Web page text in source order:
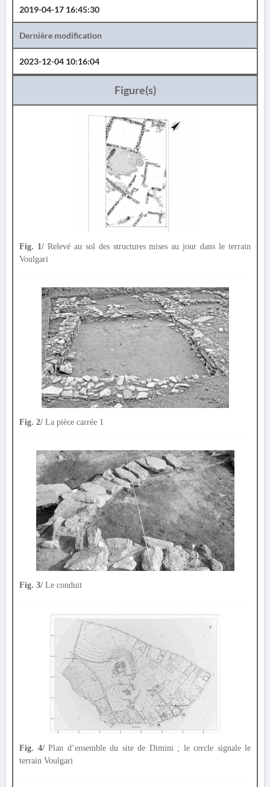
2019-04-17 16:45:30
Dernière modification
2023-12-04 10:16:04
Figure(s)
Fig. 1/Relevé au sol des structures mises au jour dans le terrain
Voulgari
Fig. 2/ La pièce carrée 1
Fig. 3/ Le conduit
Fig. 4/Plan d’ensemble du site de Dimini ; le cercle signale le
terrain Voulgari